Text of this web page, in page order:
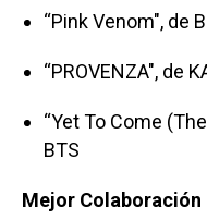
“Pink Venom", de
“PROVENZA", de
“Yet To Come
BTS
Mejor Colaboración